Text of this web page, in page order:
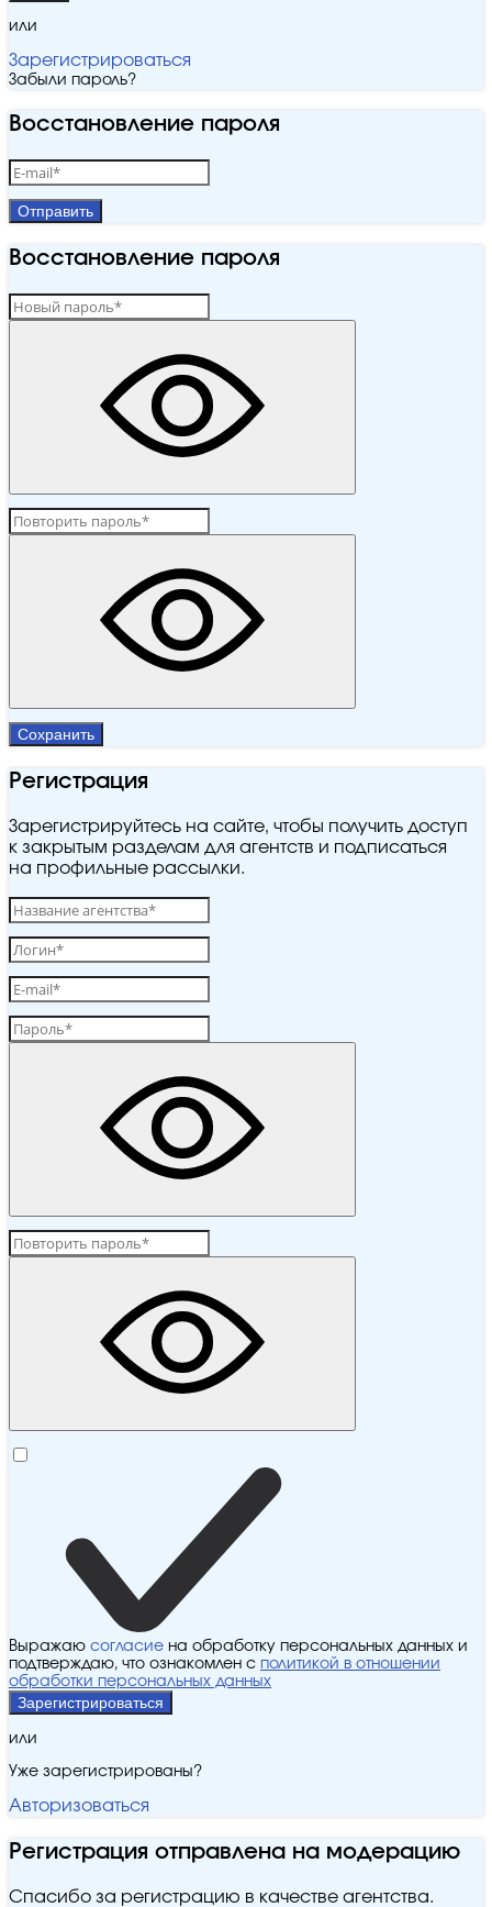
или
Зарегистрироваться
Забыли пароль?
Восстановление пароля
Отправить
Восстановление пароля
Сохранить
Регистрация
Зарегистрируйтесь на сайте, чтобы получить доступ
к закрытым разделам для агентств и подписаться
на профильные рассылки.
Выражаю согласие на обработку персональных данных и
подтверждаю, что ознакомлен с политикой в отношении
обработки персональных данных
Зарегистрироваться
или
Уже зарегистрированы?
Авторизоваться
Регистрация отправлена на модерацию
Спасибо за регистрацию в качестве агентства.